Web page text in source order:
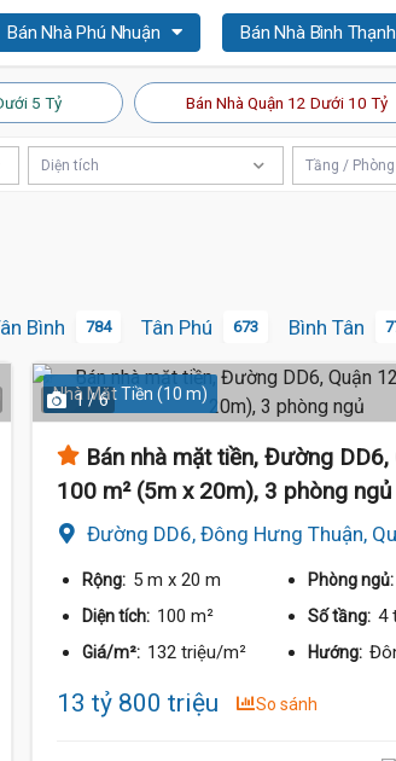
Bán Nhà Phú Nhuận Bán Nhà Bình Thạnh
5 Tỷ Bán Nhà Quận 12 Dưới 10 Tỷ
Diện tích Tầng / Phòng
Bình 784 Tân Phú 673 Bình Tân
Nhà Mặt Tiền (10 m)
1 / 6
Bán nhà mặt tiền, Đường DD6,
100 m² (5m x 20m), 3 phòng ngủ
Đường DD6, Đông Hưng Thuận,
Rộng: 5 m x 20 m Phòng ngủ:
Diện tích: 100 m² Số tầng: 4
Giá/m²: 132 triệu/m² Hướng:
13 tỷ 800 triệu So sánh